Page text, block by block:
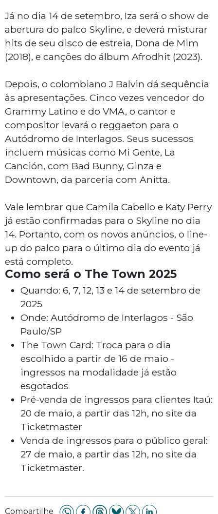
Já no dia 14 de setembro, Iza será o show de
abertura do palco Skyline, e deverá misturar
hits de seu disco de estreia, Dona de Mim
(2018), e canções do álbum Afrodhit (2023).
Depois, o colombiano J Balvin dá sequência
às apresentações. Cinco vezes vencedor do
Grammy Latino e do VMA, o cantor e
compositor levará o reggaeton para o
Autódromo de Interlagos. Seus sucessos
incluem músicas como Mi Gente, La
Canción, com Bad Bunny, Ginza e
Downtown, da parceria com Anitta.
Vale lembrar que Camila Cabello e Katy Perry
já estão confirmadas para o Skyline no dia
14. Portanto, com os novos anúncios, o line-
up do palco para o último dia do evento já
está completo.
Como será o The Town 2025
Quando: 6, 7, 12, 13 e 14 de setembro de
2025
Onde: Autódromo de Interlagos - São
Paulo/SP
The Town Card: Troca para o dia
escolhido a partir de 16 de maio -
ingressos na modalidade já estão
esgotados
Pré-venda de ingressos para clientes Itaú:
20 de maio, a partir das 12h, no site da
Ticketmaster
Venda de ingressos para o público geral:
27 de maio, a partir das 12h, no site da
Ticketmaster.
Compartilhe